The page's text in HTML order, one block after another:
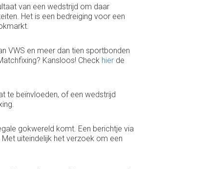
van een wedstrijd om daar
Het is een bedreiging voor een
VWS en meer dan tien sportbonden
Kansloos! Check hier de
te beïnvloeden, of een wedstrijd
gokwereld komt. Een berichtje via
uiteindelijk het verzoek om een